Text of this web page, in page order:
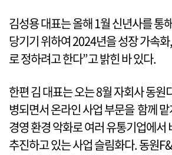
김성용 대표는 올해 1월 신년사를 통
당기기 위하여 2024년을 성장 가속
로 정하려고 한다”고 밝힌 바 있다.
한편 김 대표는 오는 8월 자회사 동원
병되면서 온라인 사업 부문을 함께
경영 환경 악화로 여러 유통기업에서
추진하고 있는 사업 슬림화다. 동원